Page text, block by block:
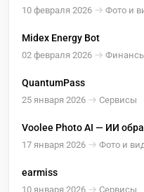
10 февраля 2026 Фото и
Midex Energy Bot
02 февраля 2026
QuantumPass
25 января 2026 Сервисы
Voolee Photo AI — ИИ
17 января 2026 Фото и
earmiss
10 января 2026 Сервисы